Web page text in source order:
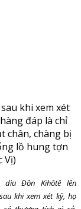
khi xem xét
đáp là chỉ
chân, chàng bị
lồ hung tợn
Vị)
dìu Đôn Kihôtê lên
khi xem xét kỹ, họ